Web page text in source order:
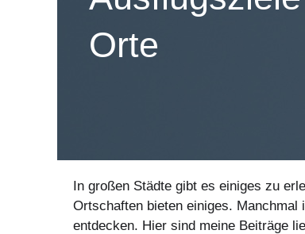
Orte
In großen Städte gibt es einiges zu
Ortschaften bieten einiges.
entdecken. Hier sind meine Beiträge